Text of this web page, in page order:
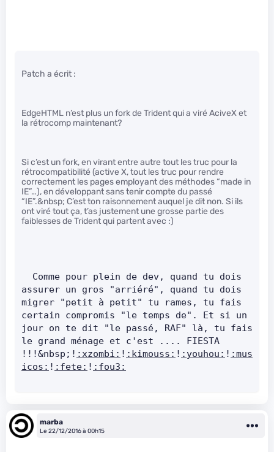
Patch a écrit :
EdgeHTML n’est plus un fork de Trident qui a viré AciveX et
la rétrocomp maintenant?
Si c’est un fork, en virant entre autre tout les truc pour la
rétrocompatibilité (active X, tout les truc pour rendre
correctement les pages employant des méthodes “made in
IE”…), en développant sans tenir compte du passé
“IE”.&nbsp; C’est ton raisonnement auquel je dit non. Si ils
ont viré tout ça, t’as justement une grosse partie des
faiblesses de Trident qui partent avec :)
assurer un gros "arriéré", quand tu dois
migrer "petit à petit" tu rames, tu fais
certain compromis "le temps de". Et si un
jour on te dit "le passé, RAF" là, tu fais
le grand ménage et c'est .... FIESTA
!!!&nbsp;! :xzombi: ! :kimouss: ! :youhou: ! :mus
icos: ! :fete: ! :fou3:
marba
Le 22/12/2016 à 00h15